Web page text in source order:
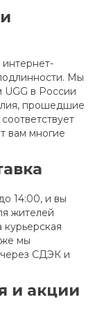
Мы
в России
прошедшие
вам многие
14:00, и вы
жителей
мы
СДЭК и
и акции